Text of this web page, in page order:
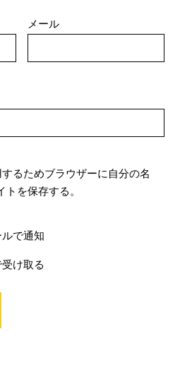
メール
るためブラウザーに自分の名
を保存する。
で通知
け取る